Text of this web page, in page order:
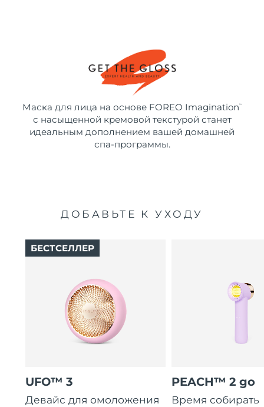
Маска для лица на основе FOREO Imagination ™
с насыщенной кремовой текстурой станет
идеальным дополнением вашей домашней
спа-программы.
ДОБАВЬТЕ К УХОДУ
UFO™ 3
Девайс для омоложения
БЕСТСЕЛЛЕР
PEACH™ 2 go
Время собирать